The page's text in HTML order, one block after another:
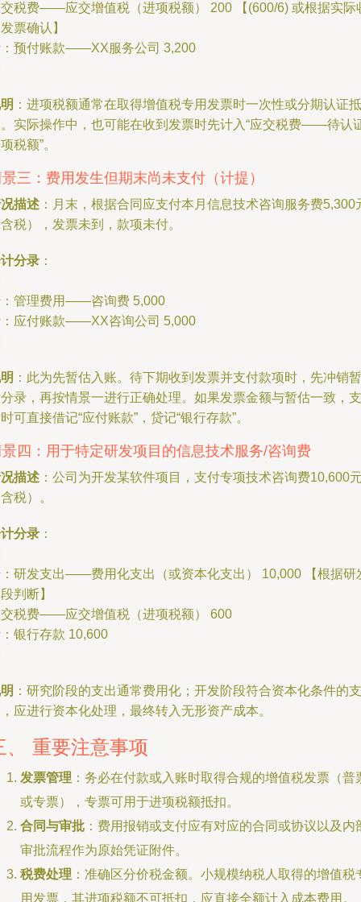
税费——应交增值税（进项税额） 200 【(600/6) 或根据实际
票确认】
预付账款——XX服务公司 3,200
：进项税额通常在取得增值税专用发票时一次性或分期认证抵
实际操作中，也可能在收到发票时先计入“应交税费——待认
税额”。
三：费用发生但期末尚未支付（计提）
描述 ：月末，根据合同应支付本月信息技术咨询服务费5,300
税），发票未到，款项未付。
分录 ：
管理费用——咨询费 5,000
应付账款——XX咨询公司 5,000
：此为先暂估入账。待下期收到发票并支付款项时，先冲销暂
录，再按情景一进行正确处理。如果发票金额与暂估一致，支
可直接借记“应付账款”，贷记“银行存款”。
四：用于特定研发项目的信息技术服务/咨询费
描述 ：公司为开发某软件项目，支付专项技术咨询费10,600
税）。
分录 ：
研发支出——费用化支出（或资本化支出） 10,000 【根据研
判断】
税费——应交增值税（进项税额） 600
银行存款 10,600
：研究阶段的支出通常费用化；开发阶段符合资本化条件的支
应进行资本化处理，最终转入无形资产成本。
、 重要注意事项
发票管理 ：务必在付款或入账时取得合规的增值税发票（普
或专票），专票可用于进项税额抵扣。
合同与审批 ：费用报销或支付应有对应的合同或协议以及内
审批流程作为原始凭证附件。
税费处理 ：准确区分价税金额。小规模纳税人取得的增值税
用发票，其进项税额不可抵扣，应直接全额计入成本费用。